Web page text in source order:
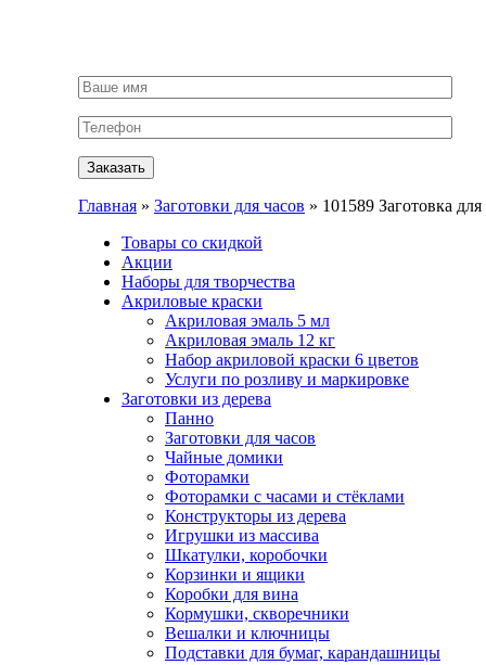
Главная » Заготовки для часов » 101589 Заготовка
Товары со скидкой
Акции
Наборы для творчества
Акриловые краски
Акриловая эмаль 5 мл
Акриловая эмаль 12 кг
Набор акриловой краски 6 цветов
Услуги по розливу и маркировке
Заготовки из дерева
Панно
Заготовки для часов
Чайные домики
Фоторамки
Фоторамки с часами и стёклами
Конструкторы из дерева
Игрушки из массива
Шкатулки, коробочки
Корзинки и ящики
Коробки для вина
Кормушки, скворечники
Вешалки и ключницы
Подставки для бумаг, карандашницы